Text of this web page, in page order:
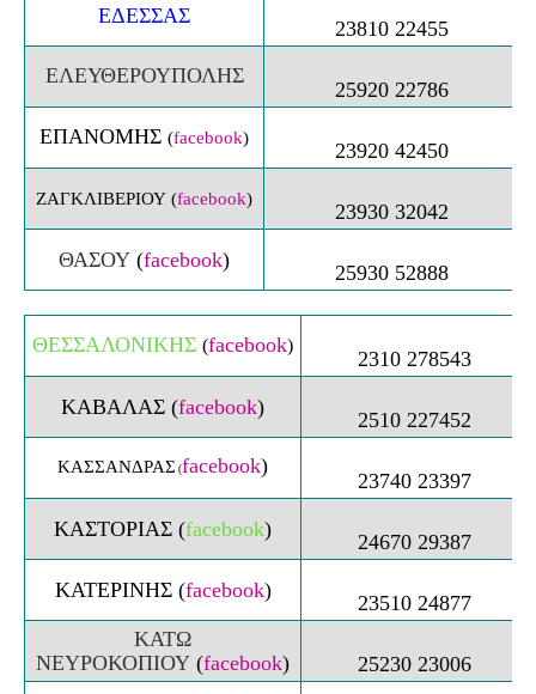
ΕΔΕΣΣΑΣ
23810 22455
ΕΛΕΥΘΕΡΟΥΠΟΛΗΣ
25920 22786
ΕΠΑΝΟΜΗΣ (facebook)
23920 42450
ΖΑΓΚΛΙΒΕΡΙΟΥ (facebook)
23930 32042
ΘΑΣΟΥ (facebook)
25930 52888
ΘΕΣΣΑΛΟΝΙΚΗΣ (facebook)
2310 278543
ΚΑΒΑΛΑΣ (facebook)
2510 227452
ΚΑΣΣΑΝΔΡΑΣ (facebook)
23740 23397
ΚΑΣΤΟΡΙΑΣ (facebook)
24670 29387
ΚΑΤΕΡΙΝΗΣ(facebook)
23510 24877
ΚΑΤΩ
ΝΕΥΡΟΚΟΠΙΟΥ (facebook)
25230 23006